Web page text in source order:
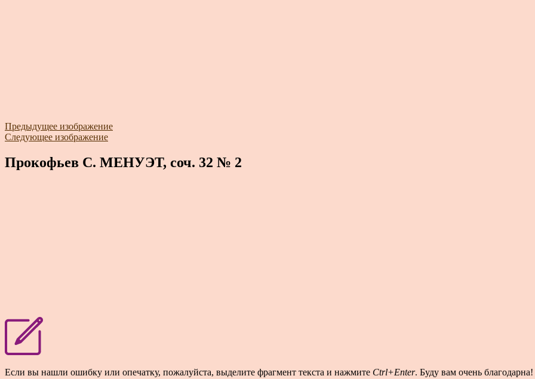
Предыдущее изображение
Следующее изображение
Прокофьев С. МЕНУЭТ, соч. 32 № 2
Если вы нашли ошибку или опечатку, пожалуйста, выделите фрагмент текста и нажмите Ctrl+Enter. Буду вам очень благодарна!